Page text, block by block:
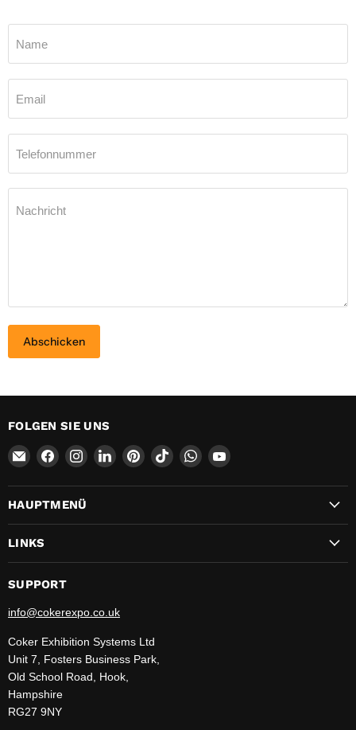
Name
Email
Telefonnummer
Nachricht
Abschicken
FOLGEN SIE UNS
Email
CokerExpo
Finden
Sie
uns
auf
Facebook
Finden
Sie
uns
Instagram
Finden
Sie
uns
LinkedIn
Finden
Sie
uns
Pinterest
Finden
Sie
uns
TikTok
Finden
Sie
uns
WhatsApp
Finden
uns
YouTube
HAUPTMENÜ
LINKS
SUPPORT
info@cokerexpo.co.uk
Coker Exhibition Systems Ltd
Unit 7, Fosters Business Park,
Old School Road, Hook,
Hampshire
RG27 9NY